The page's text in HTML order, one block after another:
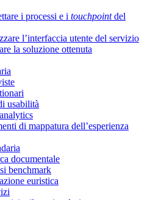
i processi e i touchpointdel
l’interfaccia utente del servizio
la soluzione ottenuta
usabilità
di mappatura dell’esperienza
documentale
benchmark
euristica